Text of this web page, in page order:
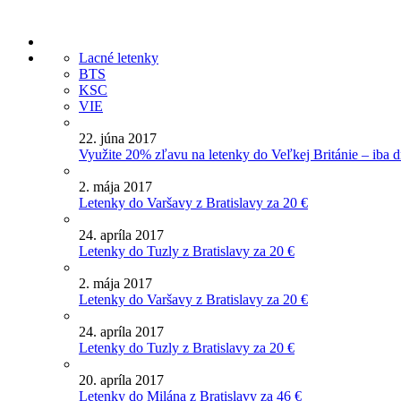
Lacné letenky
BTS
KSC
VIE
22. júna 2017
Využite 20% zľavu na letenky do Veľkej Británie – iba
2. mája 2017
Letenky do Varšavy z Bratislavy za 20 €
24. apríla 2017
Letenky do Tuzly z Bratislavy za 20 €
2. mája 2017
Letenky do Varšavy z Bratislavy za 20 €
24. apríla 2017
Letenky do Tuzly z Bratislavy za 20 €
20. apríla 2017
Letenky do Milána z Bratislavy za 46 €